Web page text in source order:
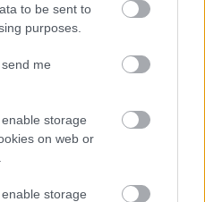
to be sent to
purposes.
me
storage
on web or
storage